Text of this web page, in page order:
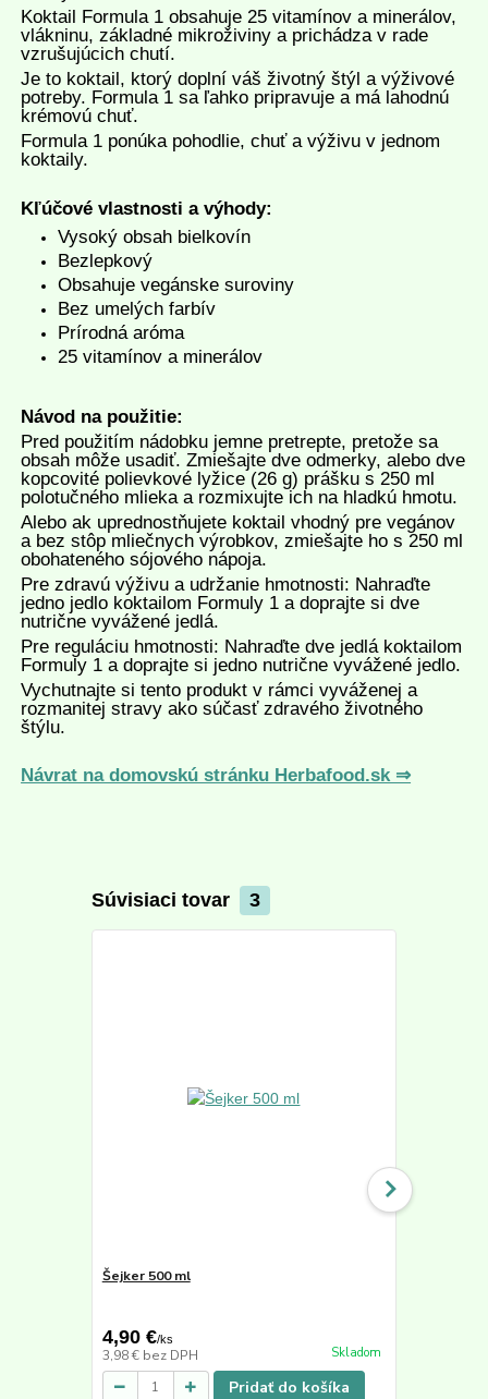
Koktail Formula 1 obsahuje 25 vitamínov a minerálov,
vlákninu, základné mikroživiny a prichádza v rade
vzrušujúcich chutí.
Je to koktail, ktorý doplní váš životný štýl a výživové
potreby. Formula 1 sa ľahko pripravuje a má lahodnú
krémovú chuť.
Formula 1 ponúka pohodlie, chuť a výživu v jednom
koktaily.
Kľúčové vlastnosti a výhody:
Vysoký obsah bielkovín
Bezlepkový
Obsahuje vegánske suroviny
Bez umelých farbív
Prírodná aróma
25 vitamínov a minerálov
Návod na použitie:
Pred použitím nádobku jemne pretrepte, pretože sa
obsah môže usadiť. Zmiešajte dve odmerky, alebo dve
kopcovité polievkové lyžice (26 g) prášku s 250 ml
polotučného mlieka a rozmixujte ich na hladkú hmotu.
Alebo ak uprednostňujete koktail vhodný pre vegánov
a bez stôp mliečnych výrobkov, zmiešajte ho s 250 ml
obohateného sójového nápoja.
Pre zdravú výživu a udržanie hmotnosti: Nahraďte
jedno jedlo koktailom Formuly 1 a doprajte si dve
nutrične vyvážené jedlá.
Pre reguláciu hmotnosti: Nahraďte dve jedlá koktailom
Formuly 1 a doprajte si jedno nutrične vyvážené jedlo.
Vychutnajte si tento produkt v rámci vyváženej a
rozmanitej stravy ako súčasť zdravého životného
štýlu.
Návrat na domovskú stránku Herbafood.sk ⇒
Súvisiaci tovar 3
Šejker 500 ml
4,90 €/ks
3,98 € bez DPH Skladom
Pridať do košíka